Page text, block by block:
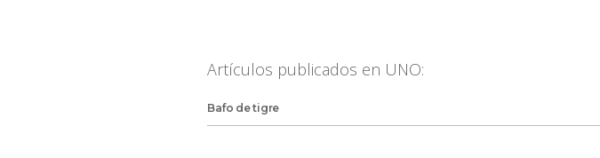
Artículos publicados en UNO:
Bafo de tigre